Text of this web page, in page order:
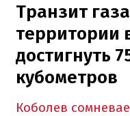
Транзит
территории
достигнуть
кубометров
Коболев